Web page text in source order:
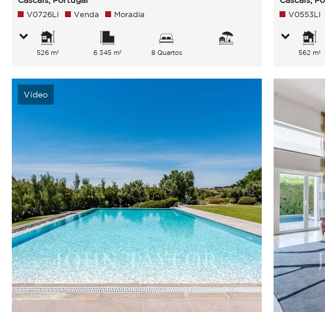
V0726LI Venda Moradia
526 m² 6 345 m² 8 Quartos
V0553LI
562 m²
Vídeo